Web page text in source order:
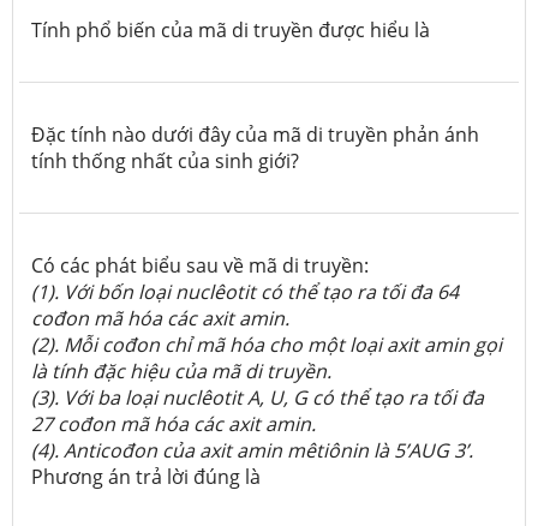
Tính phổ biến của mã di truyền được hiểu là
Đặc tính nào dưới đây của mã di truyền phản ánh
tính thống nhất của sinh giới?
Có các phát biểu sau về mã di truyền:
(1). Với bốn loại nuclêotit có thể tạo ra tối đa 64
cođon mã hóa các axit amin.
(2). Mỗi cođon chỉ mã hóa cho một loại axit amin gọi
là tính đặc hiệu của mã di truyền.
(3). Với ba loại nuclêotit A, U, G có thể tạo ra tối đa
27 cođon mã hóa các axit amin.
(4). Anticođon của axit amin mêtiônin là 5’AUG3’.
Phương án trả lời đúng là